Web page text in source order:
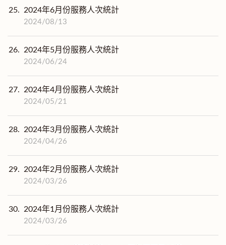
25. 2024年6月份服務人次統計
2024/08/13
26. 2024年5月份服務人次統計
2024/06/24
27. 2024年4月份服務人次統計
2024/05/21
28. 2024年3月份服務人次統計
2024/04/26
29. 2024年2月份服務人次統計
2024/03/26
30. 2024年1月份服務人次統計
2024/03/26